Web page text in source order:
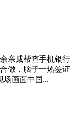
亲戚帮查手机银行
做，脑子一热签证
场画面中国...